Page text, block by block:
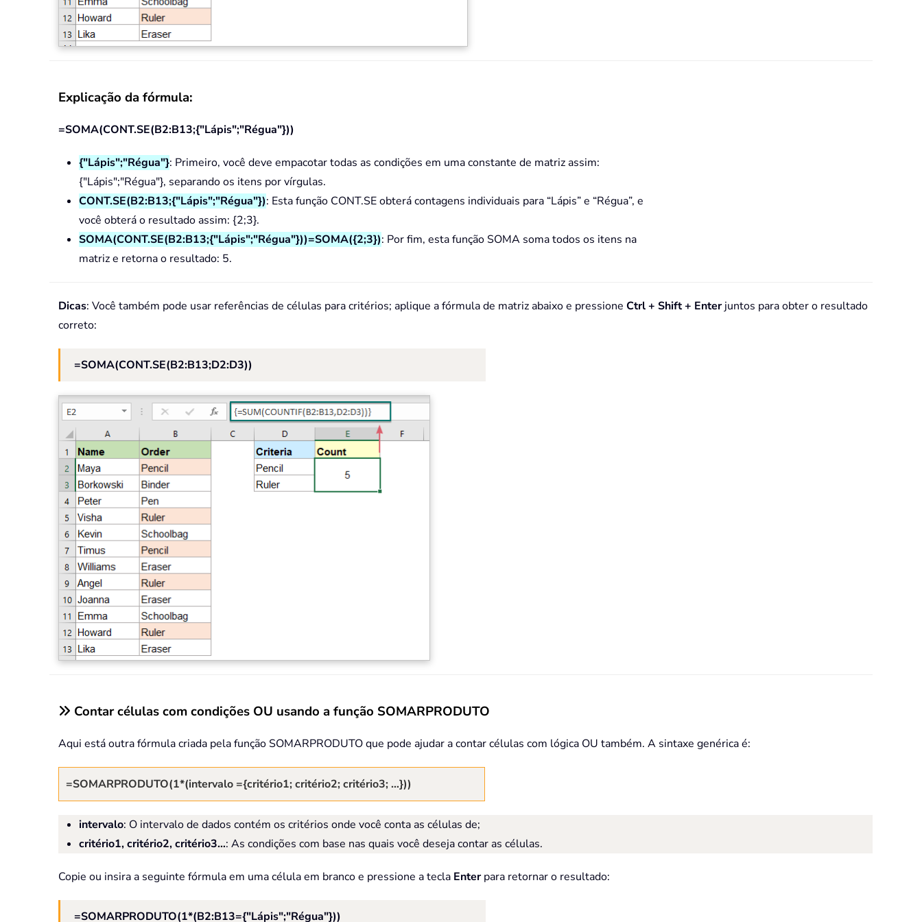
Explicação da fórmula:
=SOMA(CONT.SE(B2:B13;{"Lápis";"Régua"}))
{"Lápis";"Régua"}: Primeiro, você deve empacotar todas as condições em uma constante de matriz assim:
{"Lápis";"Régua"}, separando os itens por vírgulas.
CONT.SE(B2:B13;{"Lápis";"Régua"}): Esta função CONT.SE obterá contagens individuais para “Lápis” e “Régua”, e
você obterá o resultado assim: {2;3}.
SOMA(CONT.SE(B2:B13;{"Lápis";"Régua"}))=SOMA({2;3}): Por fim, esta função SOMA soma todos os itens na
matriz e retorna o resultado: 5.
Dicas: Você também pode usar referências de células para critérios; aplique a fórmula de matriz abaixo e pressione Ctrl + Shift + Enterjuntos para obter o resultado
correto:
=SOMA(CONT.SE(B2:B13;D2:D3))
Contar células com condições OU usando a função SOMARPRODUTO
Aqui está outra fórmula criada pela função SOMARPRODUTO que pode ajudar a contar células com lógica OU também. A sintaxe genérica é:
=SOMARPRODUTO(1*(intervalo ={critério1; critério2; critério3; …}))
intervalo: O intervalo de dados contém os critérios onde você conta as células de;
critério1, critério2, critério3…: As condições com base nas quais você deseja contar as células.
Copie ou insira a seguinte fórmula em uma célula em branco e pressione a tecla Enterpara retornar o resultado:
=SOMARPRODUTO(1*(B2:B13={"Lápis";"Régua"}))